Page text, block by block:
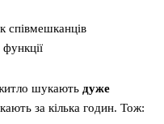
співмешканців
функції
шукають дуже
за кілька годин. Тож: